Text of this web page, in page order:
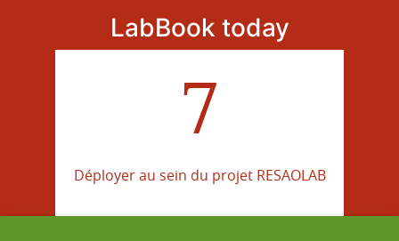
LabBook today
7
Déployer au sein du projet RESAOLAB